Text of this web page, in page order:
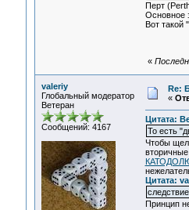
Перт
Основное
Вот такой
«
valeriy
Глобальный модератор
Ветеран
Сообщений: 4167
Re:
«
Цитата:
То есть
Чтобы
Цитата:
Принцип